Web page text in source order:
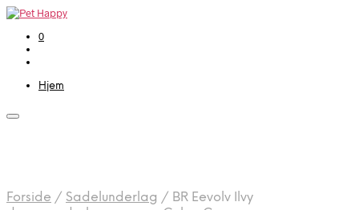
0
Hjem
Forside / Sadelunderlag / BR Eevolv Ilvy